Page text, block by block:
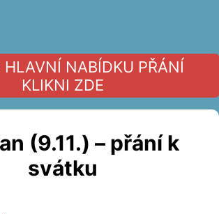
HLAVNÍ NABÍDKU PŘÁNÍ
KLIKNI ZDE
(9.11.) – přání k
svátku